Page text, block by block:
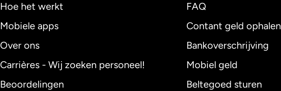
Hoe het werkt
Mobiele apps
Over ons
Carrières - Wij zoeken personeel!
Beoordelingen
FAQ
Contant geld ophalen
Bankoverschrijving
Mobiel geld
Beltegoed sturen